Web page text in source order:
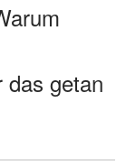
das getan